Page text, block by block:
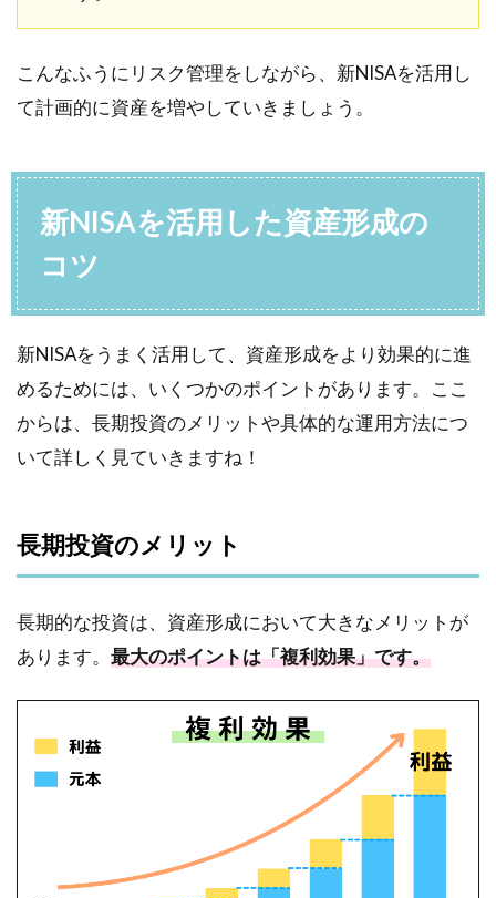
こんなふうにリスク管理をしながら、新NISAを活用し
て計画的に資産を増やしていきましょう。
新NISAを活用した資産形成の
コツ
新NISAをうまく活用して、資産形成をより効果的に進
めるためには、いくつかのポイントがあります。ここ
からは、長期投資のメリットや具体的な運用方法につ
いて詳しく見ていきますね！
長期投資のメリット
長期的な投資は、資産形成において大きなメリットが
あります。 最大のポイントは「複利効果」です。